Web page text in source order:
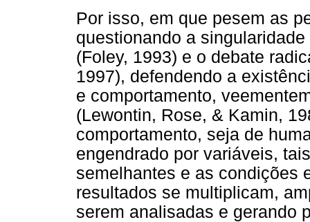
Por isso, em que pesem as
questionando a
(Foley, 1993) e o debate
1997), defendendo a
e comportamento,
(Lewontin, Rose, & Kamin,
comportamento, seja de
engendrado por variáveis,
semelhantes e as condições
resultados se multiplicam,
serem analisadas e gerando